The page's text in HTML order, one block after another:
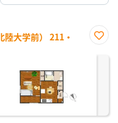
大学前） 211・
に入